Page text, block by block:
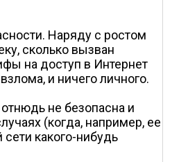
Наряду с ростом
сколько вызван
на доступ в Интернет
и ничего личного.
не безопасна и
(когда, например, ее
какого-нибудь